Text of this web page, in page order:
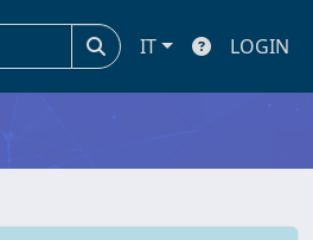
IT LOGIN